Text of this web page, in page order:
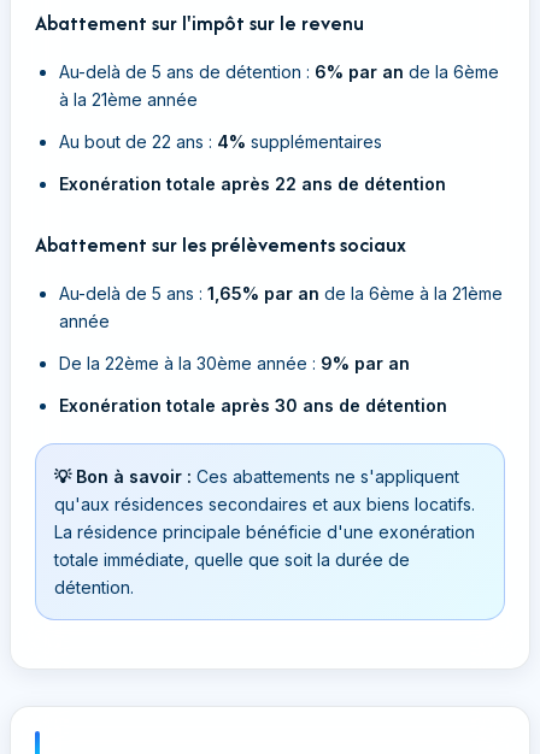
Abattement sur l'impôt sur le revenu
Au-delà de 5 ans de détention : 6% par an de la 6ème
à la 21ème année
Au bout de 22 ans : 4% supplémentaires
Exonération totale après 22 ans de détention
Abattement sur les prélèvements sociaux
Au-delà de 5 ans : 1,65% par an de la 6ème à la 21ème
année
De la 22ème à la 30ème année : 9% par an
Exonération totale après 30 ans de détention
💡 Bon à savoir : Ces abattements ne s'appliquent
qu'aux résidences secondaires et aux biens locatifs.
La résidence principale bénéficie d'une exonération
totale immédiate, quelle que soit la durée de
détention.